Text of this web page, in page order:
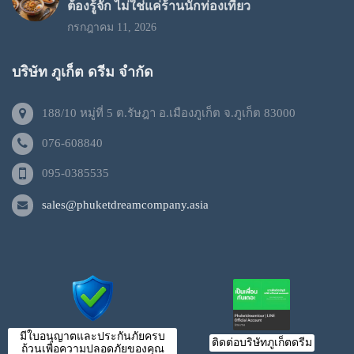
ต้องรู้จัก ไม่ใช่แค่ร้านนักท่องเที่ยว
กรกฎาคม 11, 2026
บริษัท ภูเก็ต ดรีม จำกัด
188/10 หมู่ที่ 5 ต.รัษฎา อ.เมืองภูเก็ต จ.ภูเก็ต 83000
076-608840
095-0385535
sales@phuketdreamcompany.asia
มีใบอนุญาตและประกันภัยครบ
ถ้วนเพื่อความปลอดภัยของคุณ
ติดต่อบริษัทภูเก็ตดรีม